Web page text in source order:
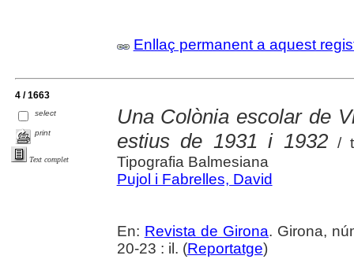
Enllaç permanent a aquest
4 / 1663
select
print
Text complet
Una Colònia escolar de
estius de 1931 i 1932/
Tipografia Balmesiana
Pujol i Fabrelles, David
En: Revista de Girona. Girona,
20-23 : il. (Reportatge)